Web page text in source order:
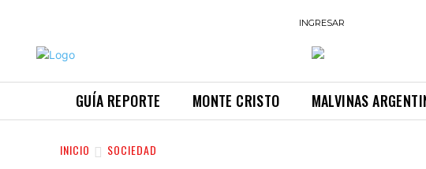
INGRESAR
GUÍA REPORTE MONTE CRISTO MALVINAS
INICIO SOCIEDAD